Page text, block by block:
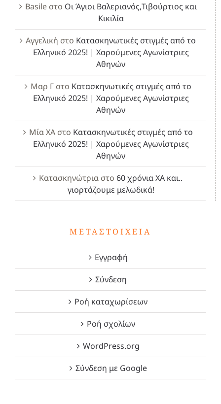
Basileστο Οι Άγιοι Βαλεριανός,Τιβούρτιος και
Κικιλία
Αγγελική στο Κατασκηνωτικές στιγμές από το
Ελληνικό 2025! | Χαρούμενες Αγωνίστριες
Αθηνών
Μαρ Γστο Κατασκηνωτικές στιγμές από το
Ελληνικό 2025! | Χαρούμενες Αγωνίστριες
Αθηνών
Μία ΧΑστο Κατασκηνωτικές στιγμές από το
Ελληνικό 2025! | Χαρούμενες Αγωνίστριες
Αθηνών
Κατασκηνώτρια στο 60 χρόνια ΧΑ και..
γιορτάζουμε μελωδικά!
ΜΕΤΑΣΤΟΙΧΕΊΑ
Εγγραφή
Σύνδεση
Ροή καταχωρίσεων
Ροή σχολίων
WordPress.org
Σύνδεση με Google